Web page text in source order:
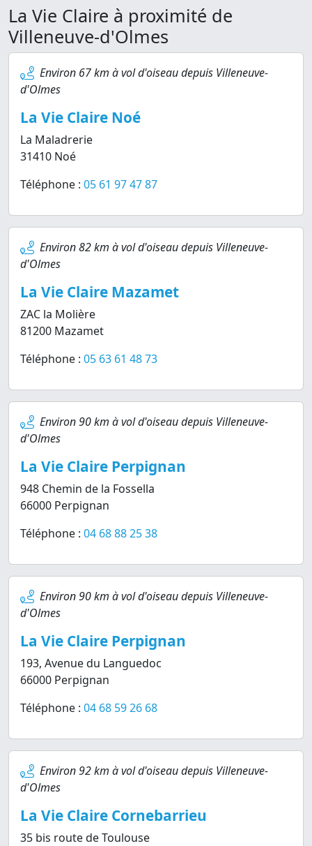
La Vie Claire à proximité de
Villeneuve-d'Olmes
Environ 67 km à vol d'oiseau depuis Villeneuve-
d'Olmes
La Vie Claire Noé
La Maladrerie
31410 Noé
Téléphone : 05 61 97 47 87
Environ 82 km à vol d'oiseau depuis Villeneuve-
d'Olmes
La Vie Claire Mazamet
ZAC la Molière
81200 Mazamet
Téléphone : 05 63 61 48 73
Environ 90 km à vol d'oiseau depuis Villeneuve-
d'Olmes
La Vie Claire Perpignan
948 Chemin de la Fossella
66000 Perpignan
Téléphone : 04 68 88 25 38
Environ 90 km à vol d'oiseau depuis Villeneuve-
d'Olmes
La Vie Claire Perpignan
193, Avenue du Languedoc
66000 Perpignan
Téléphone : 04 68 59 26 68
Environ 92 km à vol d'oiseau depuis Villeneuve-
d'Olmes
La Vie Claire Cornebarrieu
35 bis route de Toulouse